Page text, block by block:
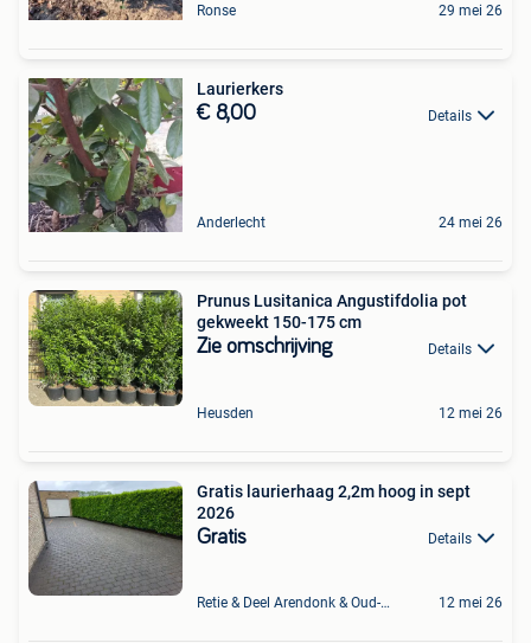
Ronse 29 mei 26
Laurierkers
€ 8,00 Details
Anderlecht 24 mei 26
Prunus Lusitanica Angustifdolia pot
gekweekt 150-175 cm
Zie omschrijving Details
Heusden 12 mei 26
Gratis laurierhaag 2,2m hoog in sept
2026
Gratis Details
Retie & Deel Arendonk & Oud-Turnhout 12 mei 26